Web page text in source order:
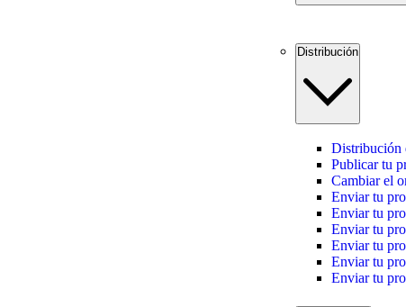
Distribución
Distribución
Publicar tu
Cambiar el
Enviar tu
Enviar tu
Enviar tu
Enviar tu
Enviar tu
Enviar tu